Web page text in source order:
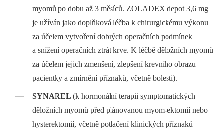
myomů po dobu až 3 měsíců. ZOLADEX depot 3,6 mg
je užíván jako doplňková léčba k chirurgickému výkonu
za účelem vytvoření dobrých operačních podmínek
a snížení operačních ztrát krve. K léčbě děložních myomů
za účelem jejich zmenšení, zlepšení krevního obrazu
pacientky a zmírnění příznaků, včetně bolesti).
SYNAREL(k hormonální terapii symptomatických
děložních myomů před plánovanou myom-ektomií nebo
hysterektomií, včetně potlačení klinických příznaků